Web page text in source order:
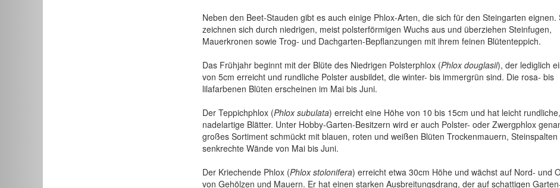
Neben den Beet-Stauden gibt es auch einige Phlox-Arten, die sich für den Steingarten eignen.
zeichnen sich durch niedrigen, meist polsterförmigen Wuchs aus und überziehen Steinfugen,
Mauerkronen sowie Trog- und Dachgarten-Bepflanzungen mit ihrem feinen Blütenteppich.
Das Frühjahr beginnt mit der Blüte des Niedrigen Polsterphlox (Phlox douglasii), der lediglich
von 5cm erreicht und rundliche Polster ausbildet, die winter- bis immergrün sind. Die rosa- bis
lilafarbenen Blüten erscheinen im Mai bis Juni.
Der Teppichphlox (Phlox subulata) erreicht eine Höhe von 10 bis 15cm und hat leicht rundliche,
nadelartige Blätter. Unter Hobby-Garten-Besitzern wird er auch Polster- oder Zwergphlox
großes Sortiment schmückt mit blauen, roten und weißen Blüten Trockenmauern, Steinspalten
senkrechte Wände von Mai bis Juni.
Der Kriechende Phlox (Phlox stolonifera) erreicht etwa 30cm Höhe und wächst auf Nord- und
von Gehölzen und Mauern. Er hat einen starken Ausbreitungsdrang, der auf schattigen